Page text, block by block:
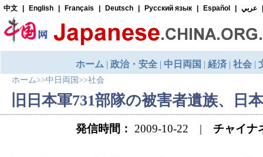
ホーム>>中日両国 >>社会
旧日本軍731部隊の被害者遺族、日
発信時間： 2009-10-22 | チャイナ